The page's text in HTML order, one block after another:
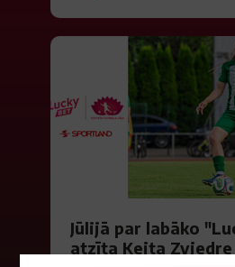
Jūlijā par labāko
atzīta Keita Zviedre